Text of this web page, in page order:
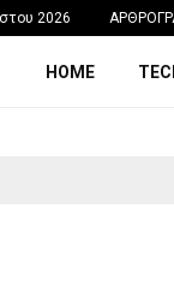
2026 Η σχολική
HOME